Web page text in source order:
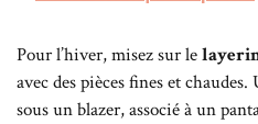
Pour l’hiver, misez sur le
avec des pièces fines et
sous un blazer, associé à un